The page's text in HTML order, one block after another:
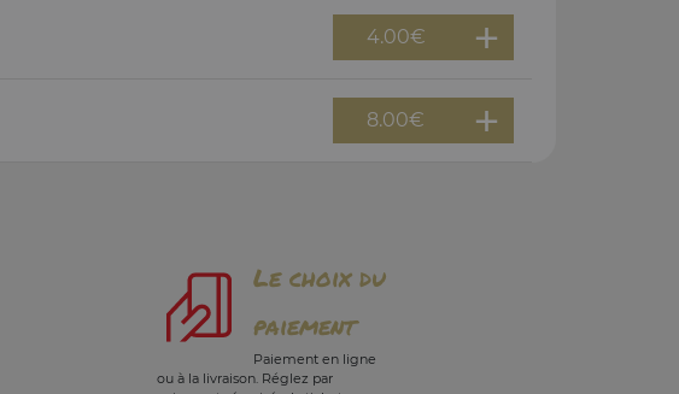
4.00€
8.00€
Le choix du
paiement
Paiement en ligne
ou à la livraison. Réglez par